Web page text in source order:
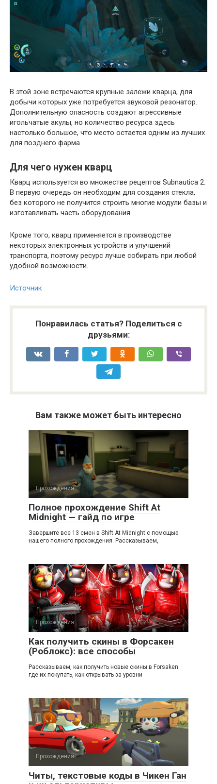
В этой зоне встречаются крупные залежи кварца, для
добычи которых уже потребуется звуковой резонатор.
Дополнительную опасность создают агрессивные
игольчатые акулы, но количество ресурса здесь
настолько большое, что место остается одним из лучших
для позднего фарма.
Для чего нужен кварц
Кварц используется во множестве рецептов Subnautica 2.
В первую очередь он необходим для создания стекла,
без которого не получится строить многие модули базы и
изготавливать часть оборудования.
Кроме того, кварц применяется в производстве
некоторых электронных устройств и улучшений
транспорта, поэтому ресурс лучше собирать при любой
удобной возможности.
Источник
Понравилась статья? Поделиться с
друзьями:
Вам также может быть интересно
Прохождения
Полное прохождение Shift At
Midnight — гайд по игре
Завершите все 13 смен в Shift At Midnight с помощью
нашего полного прохождения. Рассказываем,
Прохождения
Как получить скины в Форсакен
(Роблокс): все способы
Рассказываем, как получить новые скины в Forsaken:
где их покупать, как открывать за уровни
Прохождения
Читы, текстовые коды в Чикен Ган